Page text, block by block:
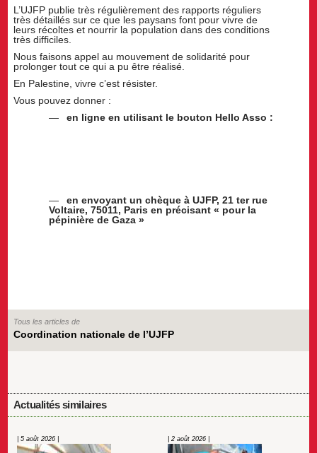
L’UJFP publie très régulièrement des rapports réguliers
très détaillés sur ce que les paysans font pour vivre de
leurs récoltes et nourrir la population dans des conditions
très difficiles.
Nous faisons appel au mouvement de solidarité pour
prolonger tout ce qui a pu être réalisé.
En Palestine, vivre c’est résister.
Vous pouvez donner :
en ligne en utilisant le bouton Hello Asso :
en envoyant un chèque à UJFP, 21 ter rue
Voltaire, 75011, Paris en précisant « pour la
pépinière de Gaza »
Tous les articles de
Coordination nationale de l’UJFP
Actualités similaires
| 5 août 2026 | | 2 août 2026 |